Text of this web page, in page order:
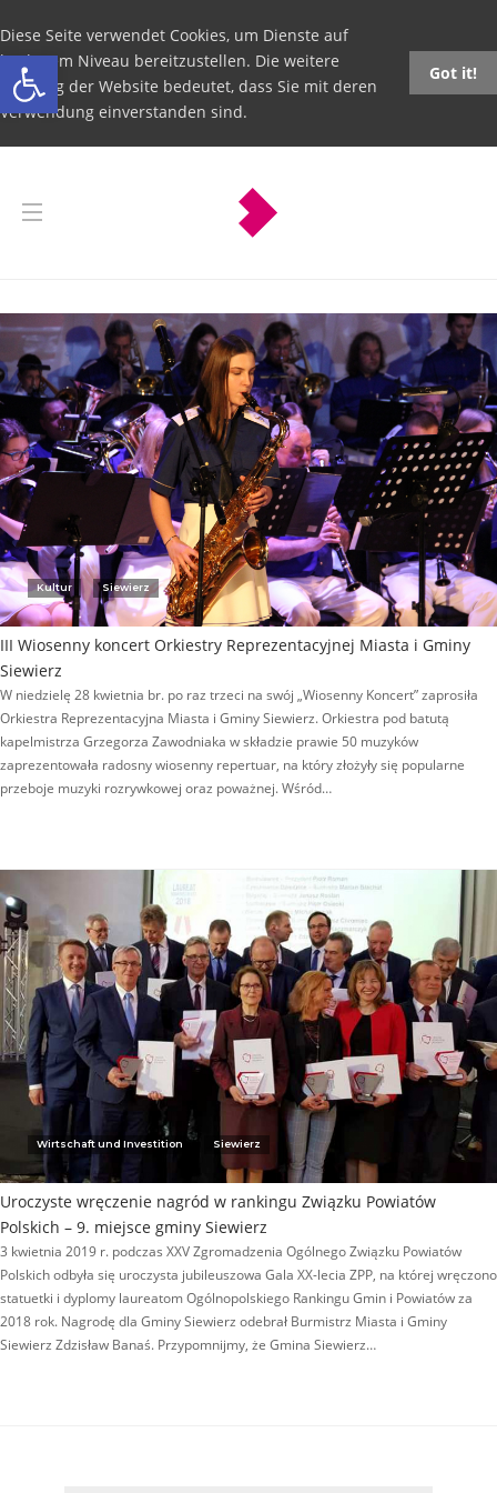
Open toolbar
Diese Seite verwendet Cookies, um Dienste auf
höchstem Niveau bereitzustellen. Die weitere
Nutzung der Website bedeutet, dass Sie mit deren
Verwendung einverstanden sind.
Got it!
Kultur Siewierz
III Wiosenny koncert Orkiestry Reprezentacyjnej Miasta i Gminy
Siewierz
W niedzielę 28 kwietnia br. po raz trzeci na swój „Wiosenny Koncert” zaprosiła
Orkiestra Reprezentacyjna Miasta i Gminy Siewierz. Orkiestra pod batutą
kapelmistrza Grzegorza Zawodniaka w składzie prawie 50 muzyków
zaprezentowała radosny wiosenny repertuar, na który złożyły się popularne
przeboje muzyki rozrywkowej oraz poważnej. Wśród…
Wirtschaft und Investition Siewierz
Uroczyste wręczenie nagród w rankingu Związku Powiatów
Polskich – 9. miejsce gminy Siewierz
3 kwietnia 2019 r. podczas XXV Zgromadzenia Ogólnego Związku Powiatów
Polskich odbyła się uroczysta jubileuszowa Gala XX-lecia ZPP, na której wręczono
statuetki i dyplomy laureatom Ogólnopolskiego Rankingu Gmin i Powiatów za
2018 rok. Nagrodę dla Gminy Siewierz odebrał Burmistrz Miasta i Gminy
Siewierz Zdzisław Banaś. Przypomnijmy, że Gmina Siewierz…